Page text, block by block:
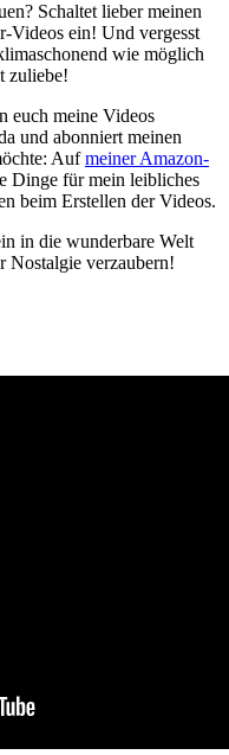
Schaltet lieber meinen
Videos ein! Und vergesst
wie möglich
zuliebe!
euch meine Videos
und abonniert meinen
Aufmeiner Amazon-
Dinge für mein leibliches
beim Erstellen der Videos.
in die wunderbare Welt
Nostalgie verzaubern!